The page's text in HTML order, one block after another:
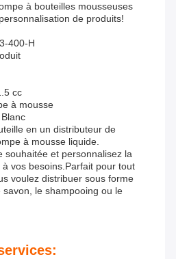
à bouteilles mousseuses
de produits!
400-H
cc
à mousse
en un distributeur de
à mousse liquide.
souhaitée et personnalisez la
vos besoins.Parfait pour tout
voulez distribuer sous forme
le shampooing ou le